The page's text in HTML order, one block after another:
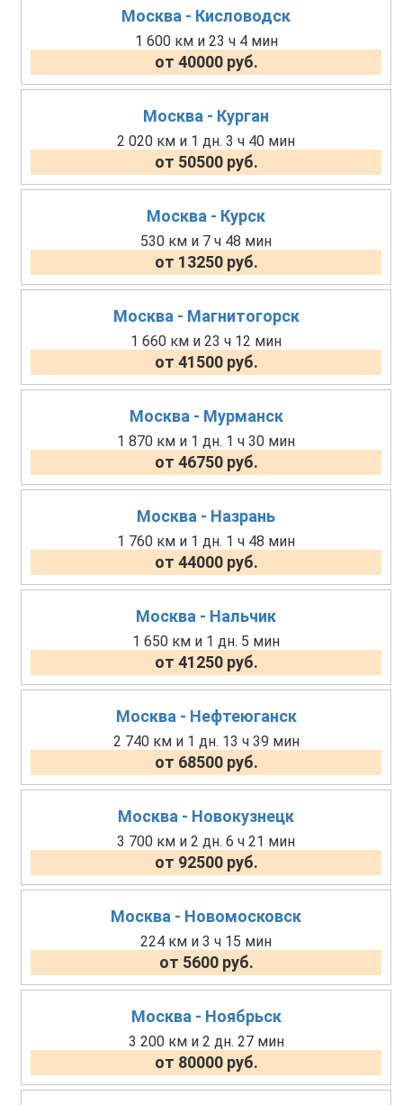
Москва - Кисловодск
1 600 км и 23 ч 4 мин
от 40000 руб.
Москва - Курган
2 020 км и 1 дн. 3 ч 40 мин
от 50500 руб.
Москва - Курск
530 км и 7 ч 48 мин
от 13250 руб.
Москва - Магнитогорск
1 660 км и 23 ч 12 мин
от 41500 руб.
Москва - Мурманск
1 870 км и 1 дн. 1 ч 30 мин
от 46750 руб.
Москва - Назрань
1 760 км и 1 дн. 1 ч 48 мин
от 44000 руб.
Москва - Нальчик
1 650 км и 1 дн. 5 мин
от 41250 руб.
Москва - Нефтеюганск
2 740 км и 1 дн. 13 ч 39 мин
от 68500 руб.
Москва - Новокузнецк
3 700 км и 2 дн. 6 ч 21 мин
от 92500 руб.
Москва - Новомосковск
224 км и 3 ч 15 мин
от 5600 руб.
Москва - Ноябрьск
3 200 км и 2 дн. 27 мин
от 80000 руб.